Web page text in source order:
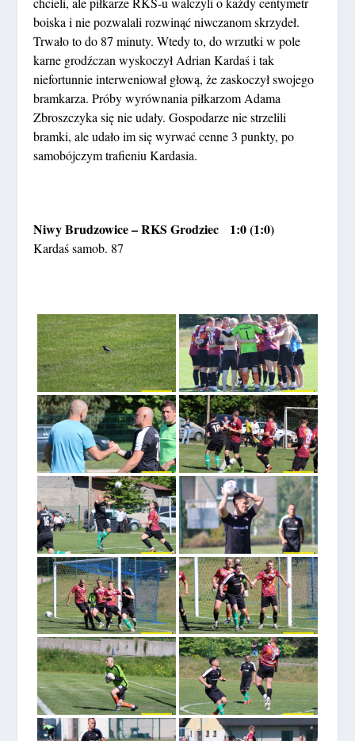
boiska i nie pozwalali rozwinąć niwczanom skrzydeł.
Trwało to do 87 minuty. Wtedy to, do wrzutki w pole
karne grodźczan wyskoczył Adrian Kardaś i tak
niefortunnie interweniował głową, że zaskoczył swojego
bramkarza. Próby wyrównania piłkarzom Adama
Zbroszczyka się nie udały. Gospodarze nie strzelili
bramki, ale udało im się wyrwać cenne 3 punkty, po
samobójczym trafieniu Kardasia.
Niwy Brudzowice – RKS Grodziec 1:0 (1:0)
Kardaś samob. 87